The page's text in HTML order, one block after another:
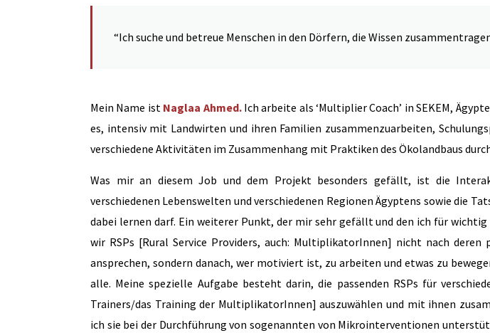
“Ich suche und betreue Menschen in den Dörfern, die Wissen
Mein Name ist Naglaa Ahmed.Ich arbeite als ‘Multiplier Coach’ in SEKEM,
es, intensiv mit Landwirten und ihren Familien zusammenzuarbeiten,
verschiedene Aktivitäten im Zusammenhang mit Praktiken des Ökolandbaus
Was mir an diesem Job und dem Projekt besonders gefällt, ist die
verschiedenen Lebenswelten und verschiedenen Regionen Ägyptens sowie die
dabei lernen darf. Ein weiterer Punkt, der mir sehr gefällt und den ich für wichtig
wir RSPs [Rural Service Providers, auch: MultiplikatorInnen] nicht nach deren
ansprechen, sondern danach, wer motiviert ist, zu arbeiten und etwas zu
alle. Meine spezielle Aufgabe besteht darin, die passenden RSPs für
Trainers/das Training der MultiplikatorInnen] auszuwählen und mit ihnen
ich sie bei der Durchführung von sogenannten von Mikrointerventionen